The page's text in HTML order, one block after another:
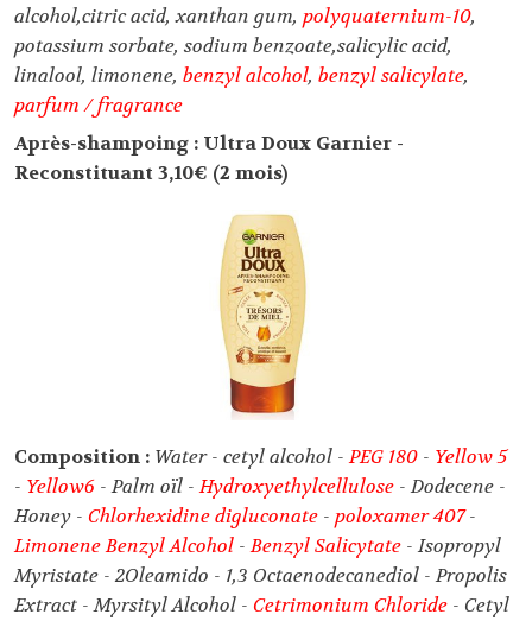
alcohol,citric acid, xanthan gum, polyquaternium-10,
potassium sorbate, sodium benzoate,salicylic acid,
linalool, limonene, benzyl alcohol, benzyl salicylate,
parfum / fragrance
Après-shampoing : Ultra Doux Garnier -
Reconstituant 3,10€ (2 mois)
Composition : Water - cetyl alcohol -PEG 180 - Yellow 5
- Yellow6 - Palm oïl -Hydroxyethylcellulose - Dodecene -
Honey - Chlorhexidine digluconate - poloxamer 407-
Limonene Benzyl Alcohol -Benzyl Salicytate - Isopropyl
Myristate - 2Oleamido - 1,3 Octaenodecanediol - Propolis
Extract - Myrsityl Alcohol - Cetrimonium Chloride - Cetyl